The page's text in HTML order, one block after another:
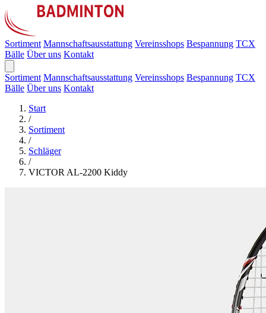
Sortiment Mannschaftsausstattung Vereinsshops Bespannung TCX
Bälle Über uns Kontakt
Sortiment Mannschaftsausstattung Vereinsshops Bespannung TCX
Bälle Über uns Kontakt
Start
/
Sortiment
/
Schläger
/
VICTOR AL-2200 Kiddy